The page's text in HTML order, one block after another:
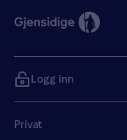
Privat
Logg inn